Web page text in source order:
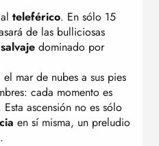
teleférico. En sólo 15
de las bulliciosas
dominado por
mar de nubes a sus pies
cada momento es
ascensión no es sólo
en sí misma, un preludio